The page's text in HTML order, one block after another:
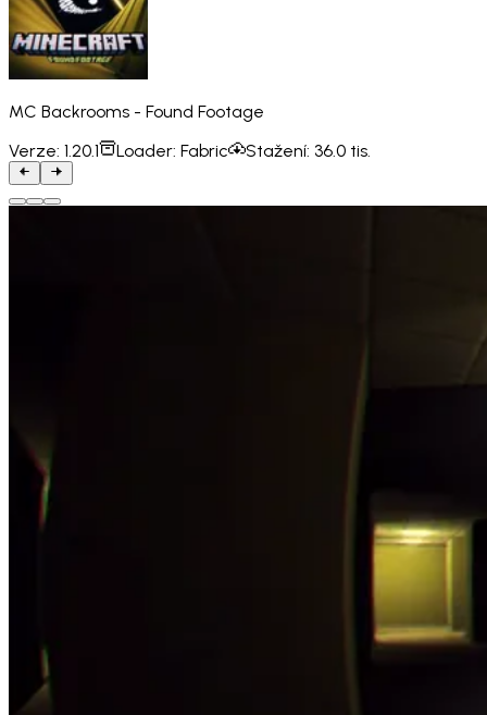
MC Backrooms - Found Footage
Verze: 1.20.1 Loader: Fabric Stažení: 36.0 tis.